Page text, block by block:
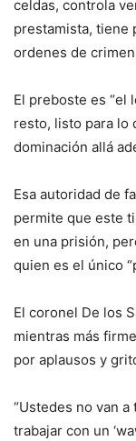
celdas, controla
prestamista, tie­ne
ordenes de
El preboste es “el
resto, listo para lo
dominación allá
Esa autoridad de
permite que este
en una prisión,
quien es el úni­co
El coronel De los
mientras más
por aplausos y
“Ustedes no van a
trabajar con un